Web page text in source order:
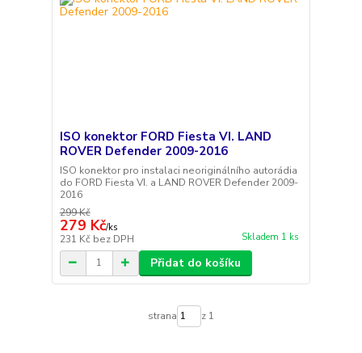
ISO konektor FORD Fiesta VI. LAND
ROVER Defender 2009-2016
ISO konektor pro instalaci neoriginálního autorádia
do FORD Fiesta VI. a LAND ROVER Defender 2009-
2016
299 Kč
279 Kč/ks
231 Kč bez DPH Skladem 1 ks
Přidat do košíku
strana z 1